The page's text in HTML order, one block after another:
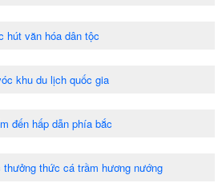
hút văn hóa dân tộc
khu du lịch quốc gia
đến hấp dẫn phía bắc
thức cá trầm hương nướng